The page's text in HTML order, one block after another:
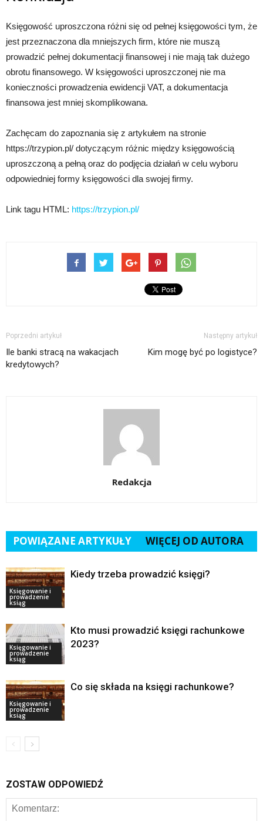
Księgowość uproszczona różni się od pełnej księgowości tym, że
jest przeznaczona dla mniejszych firm, które nie muszą
prowadzić pełnej dokumentacji finansowej i nie mają tak dużego
obrotu finansowego. W księgowości uproszczonej nie ma
konieczności prowadzenia ewidencji VAT, a dokumentacja
finansowa jest mniej skomplikowana.
Zachęcam do zapoznania się z artykułem na stronie
https://trzypion.pl/ dotyczącym różnic między księgowością
uproszczoną a pełną oraz do podjęcia działań w celu wyboru
odpowiedniej formy księgowości dla swojej firmy.
Link tagu HTML: https://trzypion.pl/
Poprzedni artykuł
Ile banki stracą na wakacjach
kredytowych?
Następny artykuł
Kim mogę być po logistyce?
Redakcja
POWIĄZANE ARTYKUŁY WIĘCEJ OD AUTORA
Księgowanie i
prowadzenie
ksiąg
Kiedy trzeba prowadzić księgi?
Księgowanie i
prowadzenie
ksiąg
Kto musi prowadzić księgi rachunkowe
2023?
Księgowanie i
prowadzenie
ksiąg
Co się składa na księgi rachunkowe?
ZOSTAW ODPOWIEDŹ